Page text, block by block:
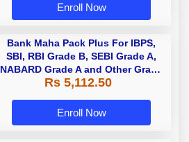
Enroll Now
Bank Maha Pack Plus For IBPS,
SBI, RBI Grade B, SEBI Grade A,
NABARD Grade A and Other Grade
A & Grade B Bank Exams
Rs 5,112.50
Enroll Now